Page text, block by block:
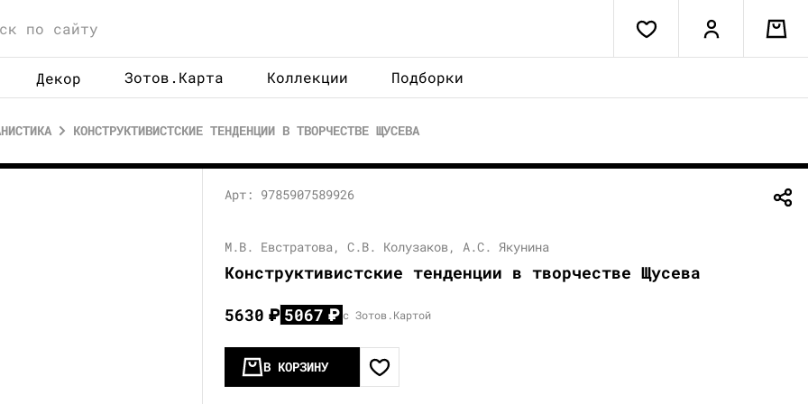
Декор Зотов.Карта Коллекции Подборки
КОНСТРУКТИВИСТСКИЕ ТЕНДЕНЦИИ В ТВОРЧЕСТВЕ ЩУСЕВА
Арт: 9785907589926
М.В. Евстратова, С.В. Колузаков, А.С. Якунина
Конструктивистские тенденции в творчестве Щусева
5630₽ 5067₽ с Зотов.Картой
В КОРЗИНУ